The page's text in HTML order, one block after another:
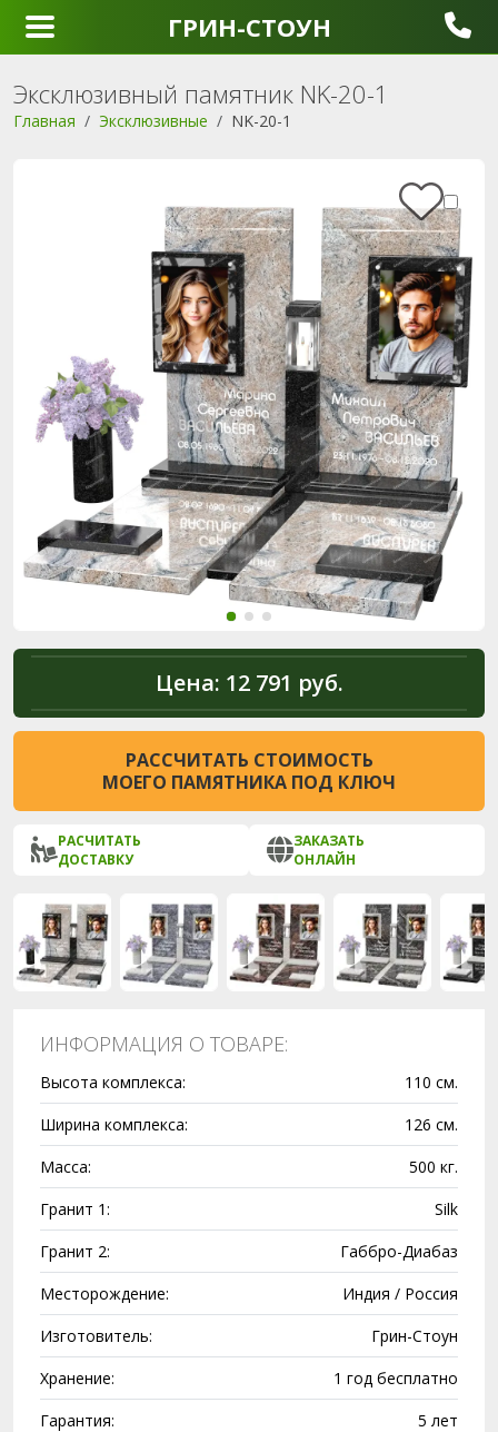
ГРИН-СТОУН
Эксклюзивный памятник NK-20-1
Главная Эксклюзивные NK-20-1
Цена: 12 791 руб.
РАССЧИТАТЬ СТОИМОСТЬ
МОЕГО ПАМЯТНИКА ПОД КЛЮЧ
РАСЧИТАТЬ
ДОСТАВКУ
ЗАКАЗАТЬ
ОНЛАЙН
ИНФОРМАЦИЯ О ТОВАРЕ:
Высота комплекса:
110 см.
Ширина комплекса:
126 см.
Масса:
500 кг.
Гранит 1:
Silk
Гранит 2:
Габбро-Диабаз
Месторождение:
Индия / Россия
Изготовитель:
Грин-Стоун
Хранение:
1 год бесплатно
Гарантия:
5 лет